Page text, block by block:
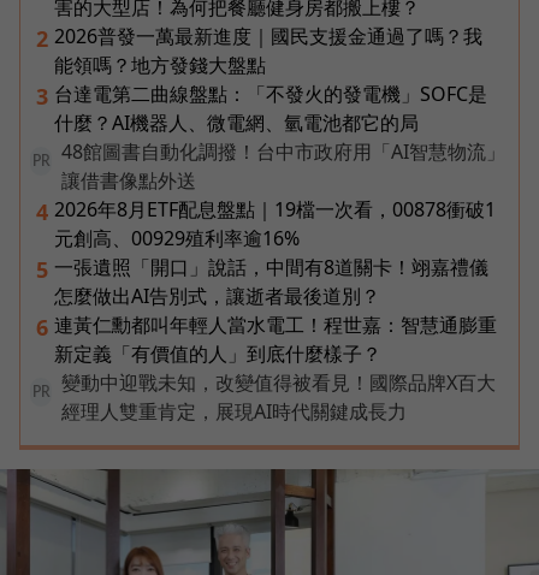
害的大型店！為何把餐廳健身房都搬上樓？
2 2026普發一萬最新進度｜國民支援金通過了嗎？我
能領嗎？地方發錢大盤點
3 台達電第二曲線盤點：「不發火的發電機」SOFC是
什麼？AI機器人、微電網、氫電池都它的局
PR
48館圖書自動化調撥！台中市政府用「AI智慧物流」
讓借書像點外送
4 2026年8月ETF配息盤點｜19檔一次看，00878衝破1
元創高、00929殖利率逾16%
5 一張遺照「開口」說話，中間有8道關卡！翊嘉禮儀
怎麼做出AI告別式，讓逝者最後道別？
6 連黃仁勳都叫年輕人當水電工！程世嘉：智慧通膨重
新定義「有價值的人」到底什麼樣子？
PR
變動中迎戰未知，改變值得被看見！國際品牌X百大
經理人雙重肯定，展現AI時代關鍵成長力